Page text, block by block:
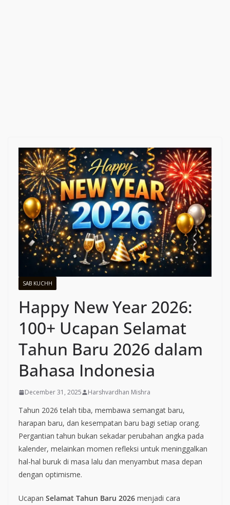
SAB KUCHH
Happy New Year 2026:
100+ Ucapan Selamat
Tahun Baru 2026 dalam
Bahasa Indonesia
December 31, 2025 Harshvardhan Mishra
Tahun 2026 telah tiba, membawa semangat baru,
harapan baru, dan kesempatan baru bagi setiap orang.
Pergantian tahun bukan sekadar perubahan angka pada
kalender, melainkan momen refleksi untuk meninggalkan
hal-hal buruk di masa lalu dan menyambut masa depan
dengan optimisme.
Ucapan Selamat Tahun Baru 2026 menjadi cara